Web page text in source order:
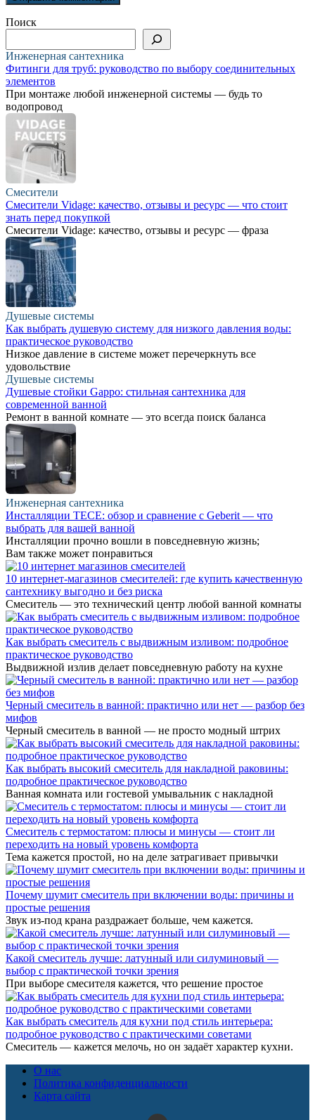
Поиск
Инженерная сантехника
Фитинги для труб: руководство по выбору соединительных
элементов
При монтаже любой инженерной системы — будь то
водопровод
Смесители
Смесители Vidage: качество, отзывы и ресурс — что стоит
знать перед покупкой
Смесители Vidage: качество, отзывы и ресурс — фраза
Душевые системы
Как выбрать душевую систему для низкого давления воды:
практическое руководство
Низкое давление в системе может перечеркнуть все
удовольствие
Душевые системы
Душевые стойки Gappo: стильная сантехника для
современной ванной
Ремонт в ванной комнате — это всегда поиск баланса
Инженерная сантехника
Инсталляции TECE: обзор и сравнение с Geberit — что
выбрать для вашей ванной
Инсталляции прочно вошли в повседневную жизнь;
Вам также может понравиться
10 интернет-магазинов смесителей: где купить качественную
сантехнику выгодно и без риска
Смеситель — это технический центр любой ванной комнаты
Как выбрать смеситель с выдвижным изливом: подробное
практическое руководство
Выдвижной излив делает повседневную работу на кухне
Черный смеситель в ванной: практично или нет — разбор без
мифов
Черный смеситель в ванной — не просто модный штрих
Как выбрать высокий смеситель для накладной раковины:
подробное практическое руководство
Ванная комната или гостевой умывальник с накладной
Смеситель с термостатом: плюсы и минусы — стоит ли
переходить на новый уровень комфорта
Тема кажется простой, но на деле затрагивает привычки
Почему шумит смеситель при включении воды: причины и
простые решения
Звук из-под крана раздражает больше, чем кажется.
Какой смеситель лучше: латунный или силуминовый —
выбор с практической точки зрения
При выборе смесителя кажется, что решение простое
Как выбрать смеситель для кухни под стиль интерьера:
подробное руководство с практическими советами
Смеситель — кажется мелочь, но он задаёт характер кухни.
О нас
Политика конфиденциальности
Карта сайта